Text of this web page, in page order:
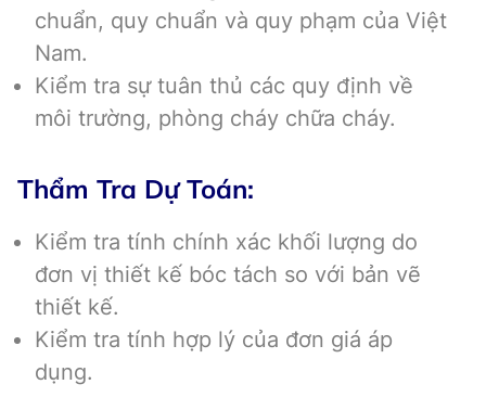
chuẩn, quy chuẩn và quy phạm của Việt
Nam.
Kiểm tra sự tuân thủ các quy định về
môi trường, phòng cháy chữa cháy.
Thẩm Tra Dự Toán:
Kiểm tra tính chính xác khối lượng do
đơn vị thiết kế bóc tách so với bản vẽ
thiết kế.
Kiểm tra tính hợp lý của đơn giá áp
dụng.